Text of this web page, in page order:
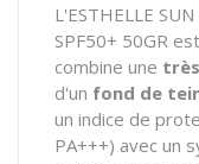
L'ESTHELLE
SPF50+ 50GR
combine une
d'un fond de
un indice de
PA+++) avec un